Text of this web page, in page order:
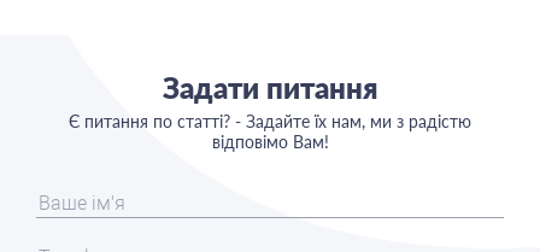
Задати питання
Є питання по статті? - Задайте їх нам, ми з радістю
відповімо Вам!